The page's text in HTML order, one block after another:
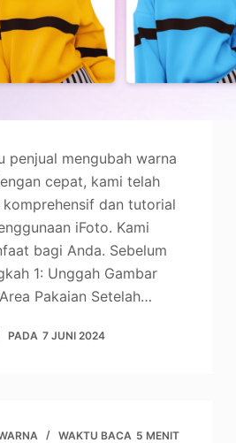
penjual mengubah warna
cepat, kami telah
dan tutorial
iFoto. Kami
bagi Anda. Sebelum
1: Unggah Gambar
Pakaian Setelah…
PADA 7 JUNI 2024
WAKTU BACA 5 MENIT